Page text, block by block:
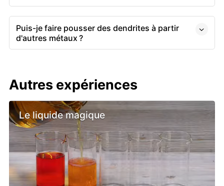
Puis-je faire pousser des dendrites à​ partir
d'autres métaux ?
Autres expériences
Le liquide magique